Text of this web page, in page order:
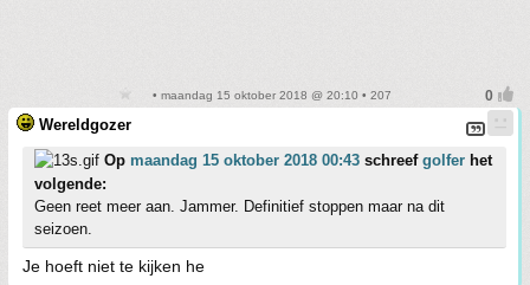
• maandag 15 oktober 2018 @ 20:10 • 207
Wereldgozer
Op maandag 15 oktober 2018 00:43 schreef golfer het
volgende:
Geen reet meer aan. Jammer. Definitief stoppen maar na dit
seizoen.
Je hoeft niet te kijken he